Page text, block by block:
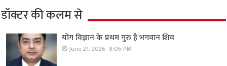
डॉक्टर की कलम से
योग विज्ञान के प्रथम गुरु हैं भगवान शिव
June 21, 2026- 8:06 PM